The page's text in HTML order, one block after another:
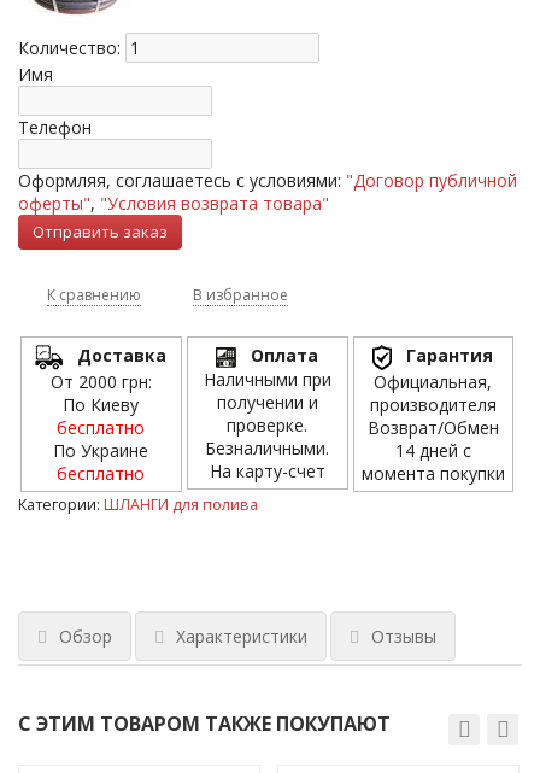
Количество:
Имя
Телефон
Оформляя, соглашаетесь с условиями: "Договор публичной
оферты", "Условия возврата товара"
К сравнению В избранное
Доставка
От 2000 грн:
По Киеву
бесплатно
По Украине
бесплатно
Оплата
Наличными при
получении и
проверке.
Безналичными.
На карту-счет
Гарантия
Официальная,
производителя
Возврат/Обмен
14 дней с
момента покупки
Категории: ШЛАНГИ для полива
Обзор Характеристики Отзывы
С ЭТИМ ТОВАРОМ ТАКЖЕ ПОКУПАЮТ